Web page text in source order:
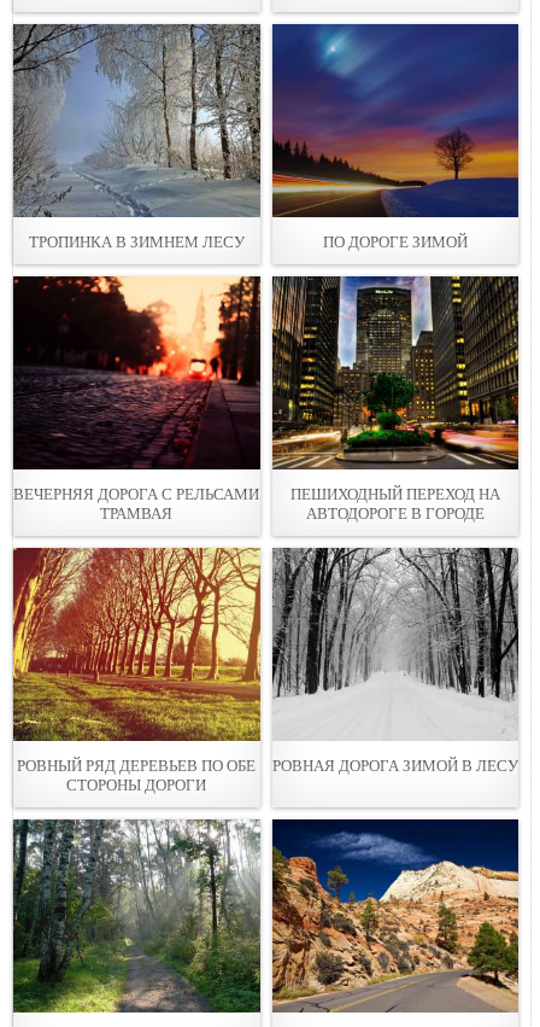
ТРОПИНКА В ЗИМНЕМ ЛЕСУ ПО ДОРОГЕ ЗИМОЙ
ВЕЧЕРНЯЯ ДОРOГА С РЕЛЬСАМИ
ТРАМВАЯ
ПЕШИХОДНЫЙ ПЕРЕХОД НА
АВТОДОРОГЕ В ГОРОДE
РOВНЫЙ PЯД ДЕРЕВЬЕВ ПО ОБЕ
СТОРОНЫ ДОРОГИ
РОВНАЯ ДОРОГА ЗИМОЙ В ЛЕСУ